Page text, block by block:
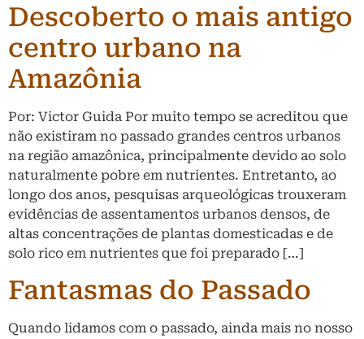
Descoberto o mais antigo
centro urbano na
Amazônia
Por: Victor Guida Por muito tempo se acreditou que
não existiram no passado grandes centros urbanos
na região amazônica, principalmente devido ao solo
naturalmente pobre em nutrientes. Entretanto, ao
longo dos anos, pesquisas arqueológicas trouxeram
evidências de assentamentos urbanos densos, de
altas concentrações de plantas domesticadas e de
solo rico em nutrientes que foi preparado […]
Fantasmas do Passado
Quando lidamos com o passado, ainda mais no nosso